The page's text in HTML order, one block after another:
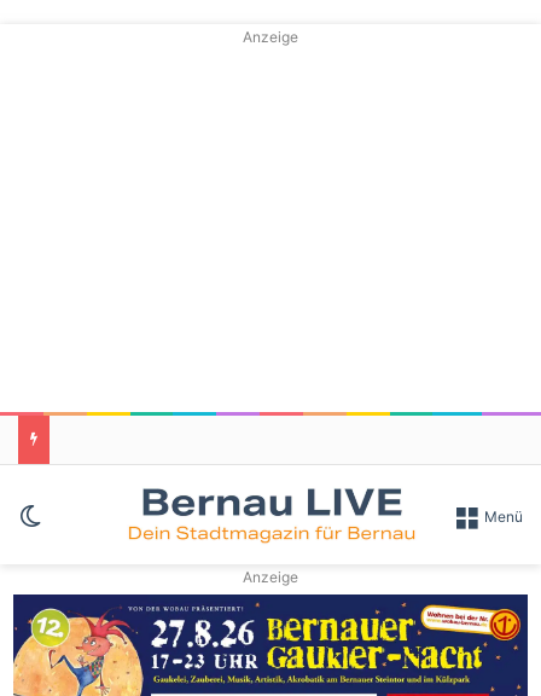
Anzeige
Skin umschalten Menü
Anzeige